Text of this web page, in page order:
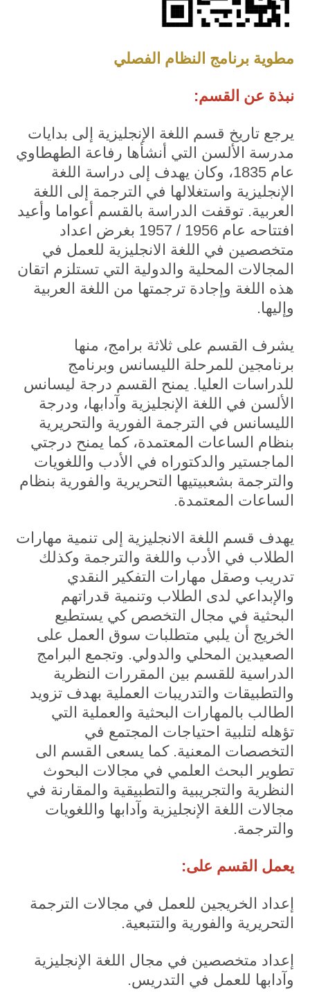
مطوية برنامج النظام الفصلي
نبذة عن القسم:
يرجع تاريخ قسم اللغة الإنجليزية إلى بدايات
مدرسة الألسن التي أنشأها رفاعة الطهطاوي
عام 1835، وكان يهدف إلى دراسة اللغة
الإنجليزية واستغلالها في الترجمة إلى اللغة
العربية. توقفت الدراسة بالقسم أعواما وأعيد
افتتاحه عام 1956 / 1957 بغرض اعداد
متخصصين في اللغة الانجليزية للعمل في
المجالات المحلية والدولية التي تستلزم اتقان
هذه اللغة وإجادة ترجمتها من اللغة العربية
وإليها.
يشرف القسم على ثلاثة برامج، منها
برنامجين للمرحلة الليسانس وبرنامج
للدراسات العليا. يمنح القسم درجة ليسانس
الألسن في اللغة الإنجليزية وآدابها، ودرجة
الليسانس في الترجمة الفورية والتحريرية
بنظام الساعات المعتمدة، كما يمنح درجتي
الماجستير والدكتوراه في الأدب واللغويات
والترجمة بشعبيتيها التحريرية والفورية بنظام
الساعات المعتمدة.
يهدف قسم اللغة الانجليزية إلى تنمية مهارات
الطلاب في الأدب واللغة والترجمة وكذلك
تدريب وصقل مهارات التفكير النقدي
والإبداعي لدى الطلاب وتنمية قدراتهم
البحثية في مجال التخصص كي يستطيع
الخريج أن يلبي متطلبات سوق العمل على
الصعيدين المحلي والدولي. وتجمع البرامج
الدراسية للقسم بين المقررات النظرية
والتطبيقات والتدريبات العملية بهدف تزويد
الطالب بالمهارات البحثية والعملية التي
تؤهله لتلبية احتياجات المجتمع في
التخصصات المعنية. كما يسعى القسم الى
تطوير البحث العلمي في مجالات البحوث
النظرية والتجريبية والتطبيقية والمقارنة في
مجالات اللغة الإنجليزية وآدابها واللغويات
والترجمة.
يعمل القسم على:
إعداد الخريجين للعمل في مجالات الترجمة
التحريرية والفورية والتتبعية.
إعداد متخصصين في مجال اللغة الإنجليزية
وآدابها للعمل في التدريس.